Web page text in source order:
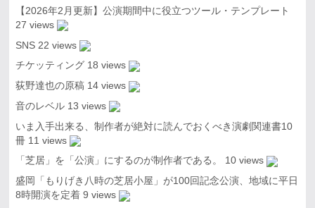
【2026年2月更新】公演期間中に役立つツール・テンプレート
27 views
SNS 22 views
チケッティング 18 views
荻野達也の原稿 14 views
音のレベル 13 views
いま入手出来る、制作者が絶対に読んでおくべき演劇関連書10
冊 11 views
「芝居」を「公演」にするのが制作者である。
10 views
盛岡「もりげき八時の芝居小屋」が100回記念公演、地域に平日
8時開演を定着 9 views